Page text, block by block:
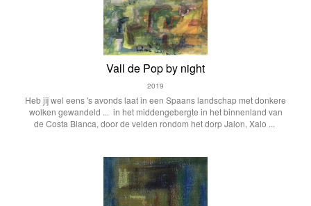
Vall de Pop by night
2019
Heb jij wel eens 's avonds laat in een Spaans landschap met donkere
wolken gewandeld ... in het middengebergte in het binnenland van
de Costa Blanca, door de velden rondom het dorp Jalon, Xalo ...